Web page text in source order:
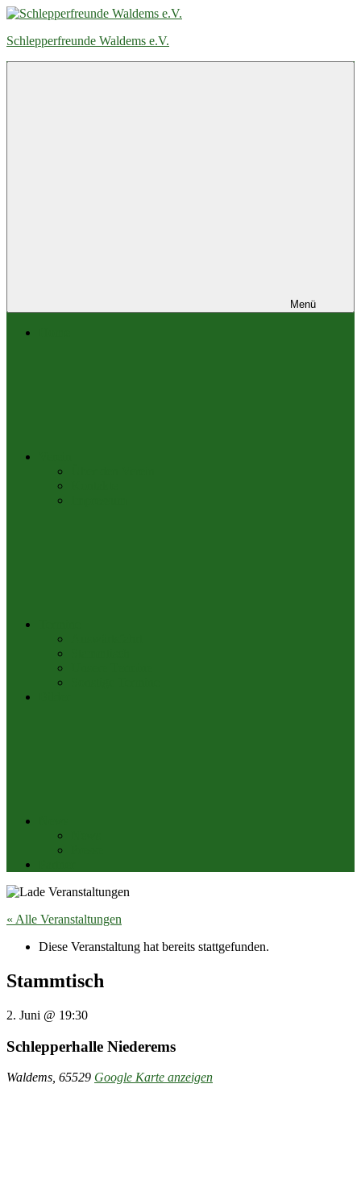
Zum
springen
Schlepperfreunde Waldems e.V.
Menü
« Alle Veranstaltungen
Diese Veranstaltung hat bereits stattgefunden.
Stammtisch
2. Juni @ 19:30
Schlepperhalle Niederems
Waldems 65529 Google Karte anzeigen